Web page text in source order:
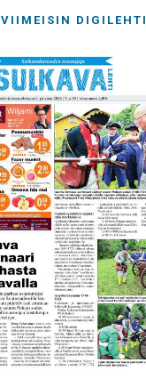
VIIMEISIN DIGILEHTI